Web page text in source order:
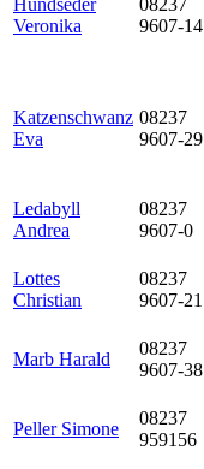
Hundseder
Veronika
08237
9607-14
Katzenschwanz
Eva
08237
9607-29
Ledabyll
Andrea
08237
9607-0
Lottes
Christian
08237
9607-21
Marb Harald
08237
9607-38
Peller Simone
08237
959156